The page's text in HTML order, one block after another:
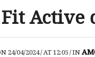
Active
24/04/2024/AT 12:05/IN